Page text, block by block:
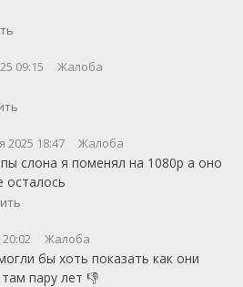
09:15 Жалоба
2025 18:47 Жалоба
слона я поменял на 1080p а оно
осталось
Жалоба
бы хоть показать как они
пару лет 👎